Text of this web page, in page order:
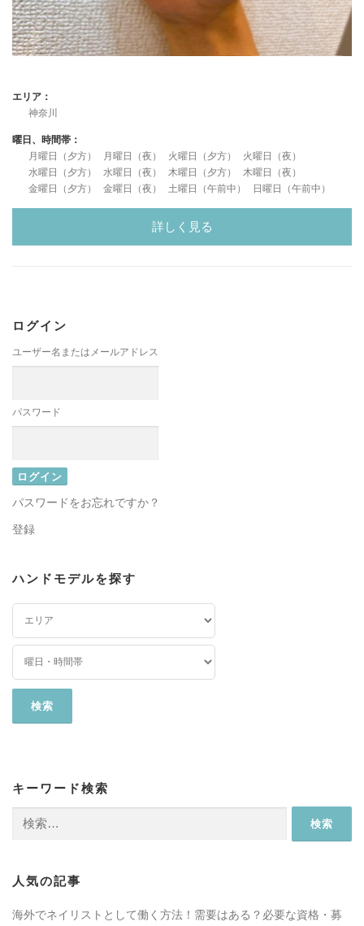
エリア：
神奈川
曜日、時間帯：
月曜日（夕方）
月曜日（夜） 火曜日（夕方）
火曜日（夜）
水曜日（夕方）
水曜日（夜） 木曜日（夕方）
木曜日（夜）
金曜日（夕方）
金曜日（夜） 土曜日（午前中） 日曜日（午前中）
詳しく見る
ログイン
ユーザー名またはメールアドレス
パスワード
パスワードをお忘れですか？
登録
ハンドモデルを探す
キーワード検索
人気の記事
海外でネイリストとして働く方法！需要はある？必要な資格・募